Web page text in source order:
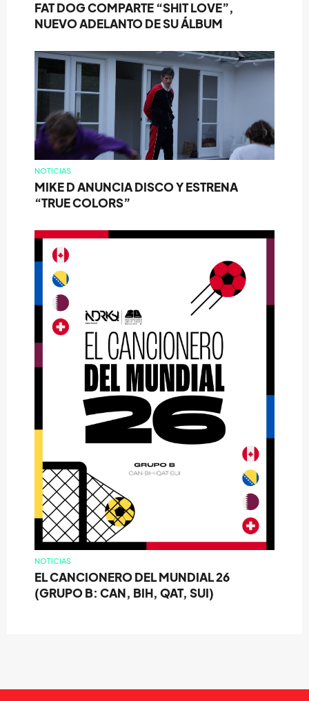
FAT DOG COMPARTE “SHIT LOVE”,
NUEVO ADELANTO DE SU ÁLBUM
NOTICIAS
MIKE D ANUNCIA DISCO Y ESTRENA
“TRUE COLORS”
NOTICIAS
EL CANCIONERO DEL MUNDIAL 26
(GRUPO B: CAN, BIH, QAT, SUI)